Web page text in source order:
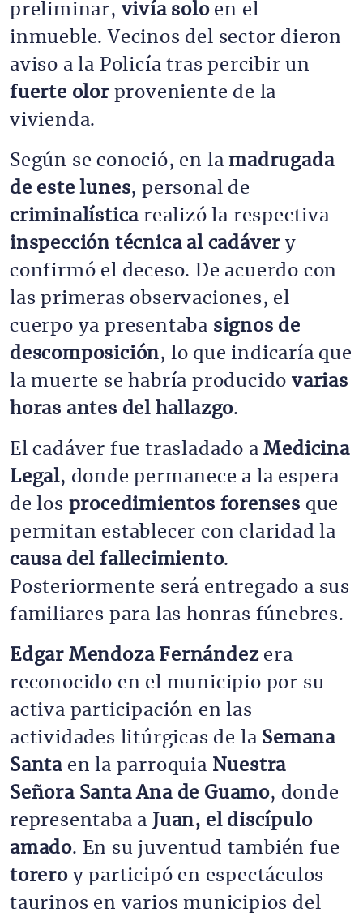
preliminar, vivía soloen el
inmueble. Vecinos del sector dieron
aviso a la Policía tras percibir un
fuerte olorproveniente de la
vivienda.
Según se conoció, en lamadrugada
de este lunes, personal de
criminalística realizó la respectiva
inspección técnica al cadáver y
confirmó el deceso. De acuerdo con
las primeras observaciones, el
cuerpo ya presentaba signos de
descomposición, lo que indicaría que
la muerte se habría producido varias
horas antes del hallazgo.
El cadáver fue trasladado aMedicina
Legal, donde permanece a la espera
de los procedimientos forenses que
permitan establecer con claridad la
causa del fallecimiento.
Posteriormente será entregado a sus
familiares para las honras fúnebres.
Edgar Mendoza Fernándezera
reconocido en el municipio por su
activa participación en las
actividades litúrgicas de la Semana
Santa en la parroquia Nuestra
Señora Santa Ana de Guamo, donde
representaba a Juan, el discípulo
amado. En su juventud también fue
toreroy participó en espectáculos
taurinos en varios municipios del